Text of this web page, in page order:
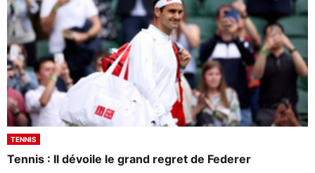
TENNIS
Tennis : Il dévoile le grand regret de Federer